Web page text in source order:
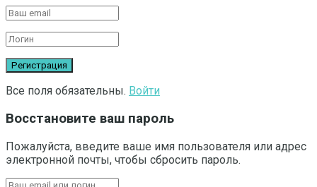
Все поля обязательны. Войти
Восстановите ваш пароль
Пожалуйста, введите ваше имя пользователя или адрес
электронной почты, чтобы сбросить пароль.